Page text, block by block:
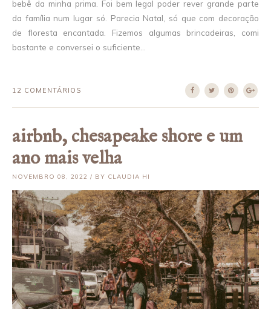
bebê da minha prima. Foi bem legal poder rever grande parte
da família num lugar só. Parecia Natal, só que com decoração
de floresta encantada. Fizemos algumas brincadeiras, comi
bastante e conversei o suficiente...
12 COMENTÁRIOS
airbnb, chesapeake shore e um
ano mais velha
NOVEMBRO 08, 2022 / BY CLAUDIA HI